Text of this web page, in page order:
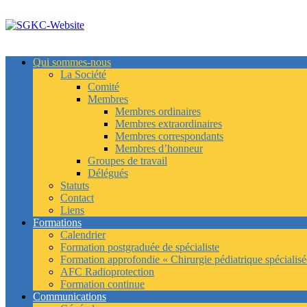
to
Qui sommes-nous
La Société
Comité
Membres
Membres ordinaires
Membres extraordinaires
Membres correspondants
Membres d’honneur
Groupes de travail
Délégués
Statuts
Contact
Liens
Formations
Calendrier
Formation postgraduée de spécialiste
Formation approfondie « Chirurgie pédiatrique
AFC Radioprotection
Formation continue
Communications